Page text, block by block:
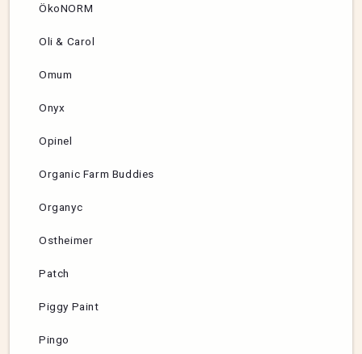
ÖkoNORM
Oli & Carol
Omum
Onyx
Opinel
Organic Farm Buddies
Organyc
Ostheimer
Patch
Piggy Paint
Pingo